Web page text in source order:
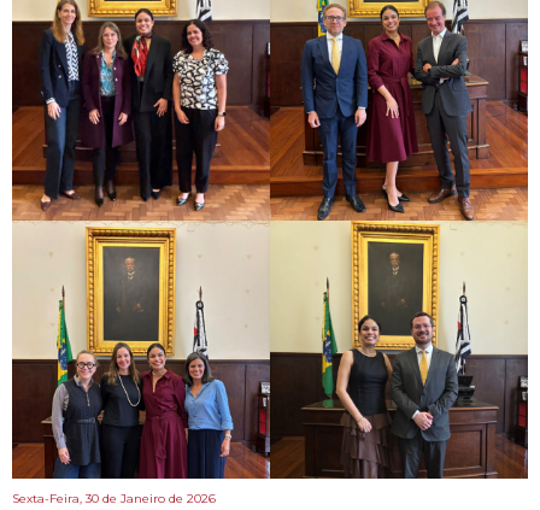
Sexta-Feira, 30 de Janeiro de 2026